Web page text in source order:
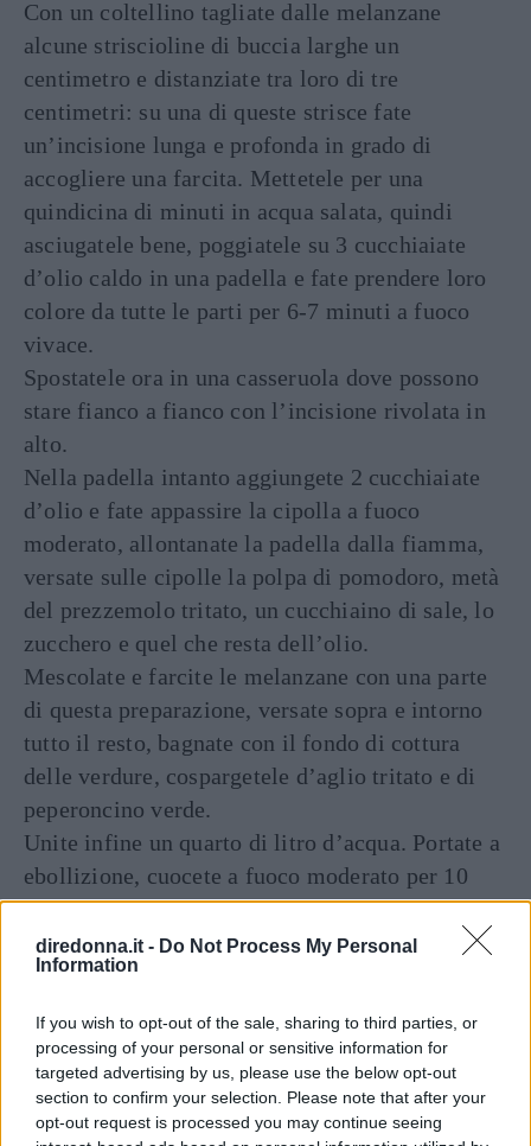
diredonna.it - Do Not Process My Personal
Information
If you wish to opt-out of the sale, sharing to third parties, or
processing of your personal or sensitive information for
targeted advertising by us, please use the below opt-out
section to confirm your selection. Please note that after your
opt-out request is processed you may continue seeing
Con un coltellino tagliate dalle melanzane
alcune striscioline di buccia larghe un
centimetro e distanziate tra loro di tre
centimetri: su una di queste strisce fate
un’incisione lunga e profonda in grado di
accogliere una farcita. Mettetele per una
quindicina di minuti in acqua salata, quindi
asciugatele bene, poggiatele su 3 cucchiaiate
d’olio caldo in una padella e fate prendere loro
colore da tutte le parti per 6-7 minuti a fuoco
vivace.
Spostatele ora in una casseruola dove possono
stare fianco a fianco con l’incisione rivolata in
alto.
Nella padella intanto aggiungete 2 cucchiaiate
d’olio e fate appassire la cipolla a fuoco
moderato, allontanate la padella dalla fiamma,
versate sulle cipolle la polpa di pomodoro, metà
del prezzemolo tritato, un cucchiaino di sale, lo
zucchero e quel che resta dell’olio.
Mescolate e farcite le melanzane con una parte
di questa preparazione, versate sopra e intorno
tutto il resto, bagnate con il fondo di cottura
delle verdure, cospargetele d’aglio tritato e di
peperoncino verde.
Unite infine un quarto di litro d’acqua. Portate a
ebollizione, cuocete a fuoco moderato per 10
minuti, quindi abbassate la fiamma e continuate
la cottura per una trentina di minuti.
Fate raffreddare in casseruola e servite
Continua a leggere dopo la pubblicità